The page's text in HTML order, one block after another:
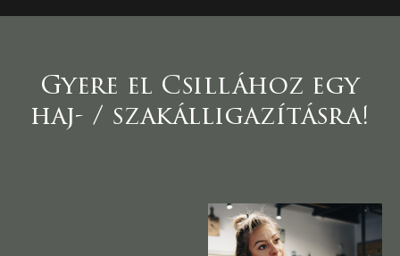
Gyere el Csillához egy
haj- / szakálligazításra!